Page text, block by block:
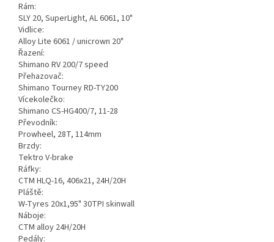
Rám:
SLY 20, SuperLight, AL 6061, 10"
Vidlice:
Alloy Lite 6061 / unicrown 20"
Řazení:
Shimano RV 200/7 speed
Přehazovač:
Shimano Tourney RD-TY200
Vícekolečko:
Shimano CS-HG400/7, 11-28
Převodník:
Prowheel, 28T, 114mm
Brzdy:
Tektro V-brake
Ráfky:
CTM HLQ-16, 406x21, 24H/20H
Pláště:
W-Tyres 20x1,95" 30TPI skinwall
Náboje:
CTM alloy 24H/20H
Pedály: